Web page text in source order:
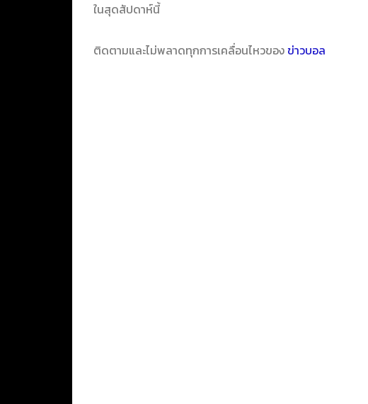
ในสุดสัปดาห์นี้
ติดตามและไม่พลาดทุกการเคลื่อนไหวของ ข่าวบอล